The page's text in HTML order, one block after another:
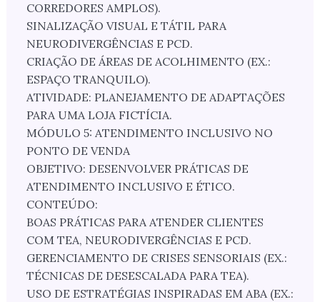
CORREDORES AMPLOS).
SINALIZAÇÃO VISUAL E TÁTIL PARA
NEURODIVERGÊNCIAS E PCD.
CRIAÇÃO DE ÁREAS DE ACOLHIMENTO (EX.:
ESPAÇO TRANQUILO).
ATIVIDADE: PLANEJAMENTO DE ADAPTAÇÕES
PARA UMA LOJA FICTÍCIA.
MÓDULO 5: ATENDIMENTO INCLUSIVO NO
PONTO DE VENDA
OBJETIVO: DESENVOLVER PRÁTICAS DE
ATENDIMENTO INCLUSIVO E ÉTICO.
CONTEÚDO:
BOAS PRÁTICAS PARA ATENDER CLIENTES
COM TEA, NEURODIVERGÊNCIAS E PCD.
GERENCIAMENTO DE CRISES SENSORIAIS (EX.:
TÉCNICAS DE DESESCALADA PARA TEA).
USO DE ESTRATÉGIAS INSPIRADAS EM ABA (EX.: